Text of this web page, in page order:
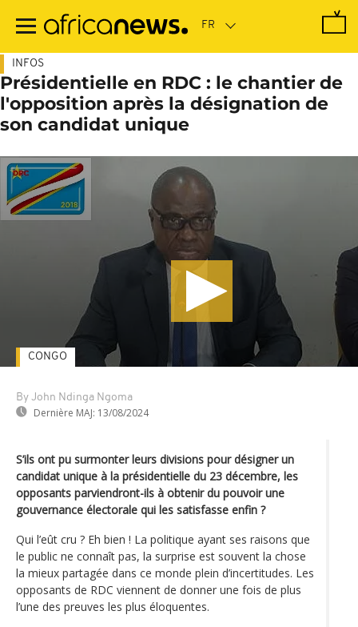
contenu
INFOS
Présidentielle en RDC : le chantier de
l'opposition après la désignation de
son candidat unique
By John Ndinga Ngoma
Dernière MAJ: 13/08/2024
CONGO
S’ils ont pu surmonter leurs divisions pour désigner un
candidat unique à la présidentielle du 23 décembre, les
opposants parviendront-ils à obtenir du pouvoir une
gouvernance électorale qui les satisfasse enfin ?
Qui l’eût cru ? Eh bien ! La politique ayant ses raisons que
le public ne connaît pas, la surprise est souvent la chose
la mieux partagée dans ce monde plein d’incertitudes. Les
opposants de RDC viennent de donner une fois de plus
l’une des preuves les plus éloquentes.